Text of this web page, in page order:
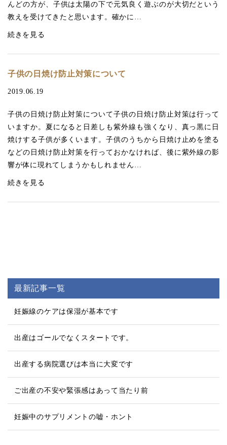
んどの方が、子供は太陽の下で元気良く遊ぶのが大切だという
教えを受けてきたと思います。確かに…
続きを見る
子供の日焼け防止対策について
2019.06.19
子供の日焼け防止対策について子供の日焼け防止対策は行って
いますか。夏になると日差しも紫外線も強くなり、真っ黒に日
焼けする子供が多くいます。子供のうちから日焼け止めを塗る
などの日焼け防止対策を行っておかなければ、後に紫外線の影
響が体に現れてしまうかもしれません…
続きを見る
最新記事一覧
妊娠線のケアは保湿が基本です
出産はゴールでなくスタートです。
出産する病院選びは本当に大変です
ご出産の不安や緊張感はあって当たり前
妊娠中のサプリメントの嘘・ホント